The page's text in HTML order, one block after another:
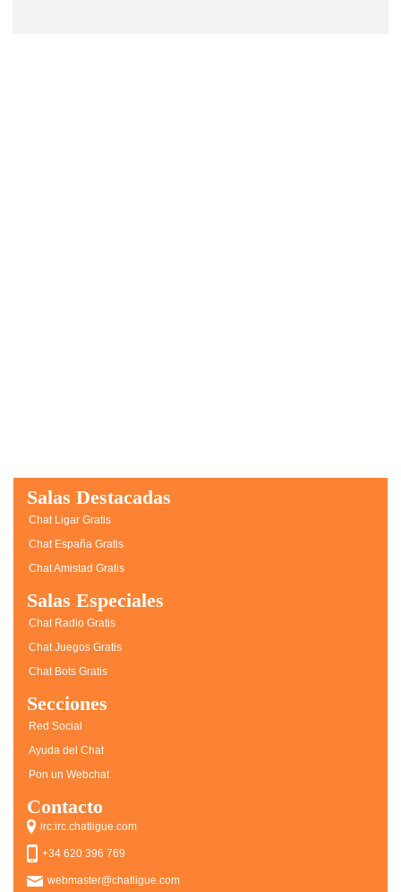
Salas Destacadas
Chat Ligar Gratis
Chat España Gratis
Chat Amistad Gratis
Salas Especiales
Chat Radio Gratis
Chat Juegos Gratis
Chat Bots Gratis
Secciones
Red Social
Ayuda del Chat
Pon un Webchat
Contacto
irc:irc.chatligue.com
+34 620 396 769
webmaster@chatligue.com